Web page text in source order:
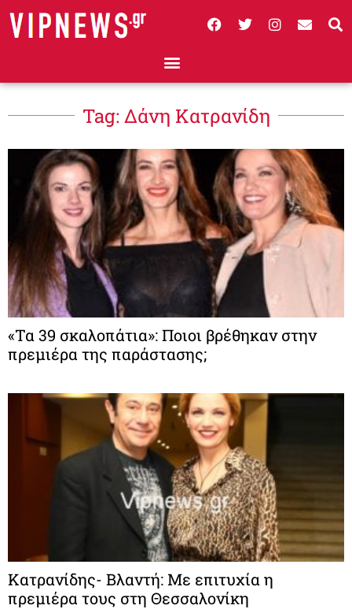
Tag: Δάνη Κατρανίδη
«Τα 39 σκαλοπάτια»: Ποιοι βρέθηκαν στην
πρεμιέρα της παράστασης;
Κατρανίδης- Βλαντή: Με επιτυχία η
πρεμιέρα τους στη Θεσσαλονίκη